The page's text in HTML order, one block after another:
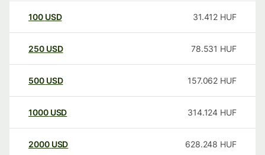
100 USD 31.412 HUF
250 USD 78.531 HUF
500 USD 157.062 HUF
1000 USD 314.124 HUF
2000 USD 628.248 HUF